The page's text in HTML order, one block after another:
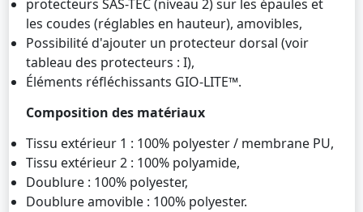
protecteurs SAS-TEC (niveau 2) sur les épaules et
les coudes (réglables en hauteur), amovibles,
Possibilité d'ajouter un protecteur dorsal (voir
tableau des protecteurs : I),
Éléments réfléchissants GIO-LITE™.
Composition des matériaux
Tissu extérieur 1 : 100% polyester / membrane PU,
Tissu extérieur 2 : 100% polyamide,
Doublure : 100% polyester,
Doublure amovible : 100% polyester.